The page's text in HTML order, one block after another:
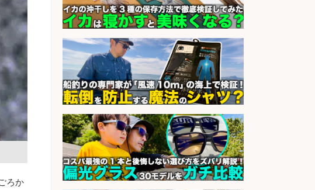
ろか
釣り好きを活かす「法人営業」/提
案型ルート営業/直行直帰OK
会社名
株式会社スポーツライフプラネ
ッツ
sponsored by 求人ボックス
精肉・青果・鮮魚販売/「志布志
市」お魚のカットや商品の陳列業
務/「時給1,150円〜」/時間選べる×
未経験歓迎×残業少なめ/鹿児島県/
志布志市
会社名 株式会社ホットスタッフ鹿児島